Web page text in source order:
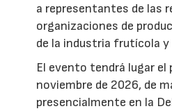
a representantes de las
organizaciones de
de la industria frutícola
El evento tendrá lugar el
noviembre de 2026, de
presencialmente en la